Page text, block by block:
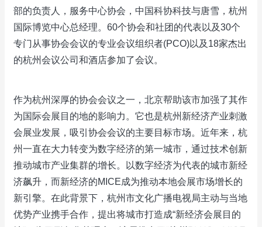
部的负责人，服务中心协会，中国科协科技与唐雪，杭州
国际博览中心总经理。60个协会和社团的代表以及30个
专门从事协会会议的专业会议组织者(PCO)以及18家杰出
的杭州会议公司和酒店参加了会议。
作为杭州深厚的协会会议之一，北京帮助该市加强了其作
为国际会展目的地的影响力。它也是杭州新经济产业刺激
会展业发展，吸引协会会议的主要目标市场。近年来，杭
州一直在大力转变为数字经济的第一城市，通过技术创新
推动城市产业集群的增长。以数字经济为代表的城市新经
济飙升，而新经济的MICE成为推动本地会展市场增长的
新引擎。在此背景下，杭州市文化广播电视局主动与当地
优势产业携手合作，提出将城市打造成“新经济会展目的